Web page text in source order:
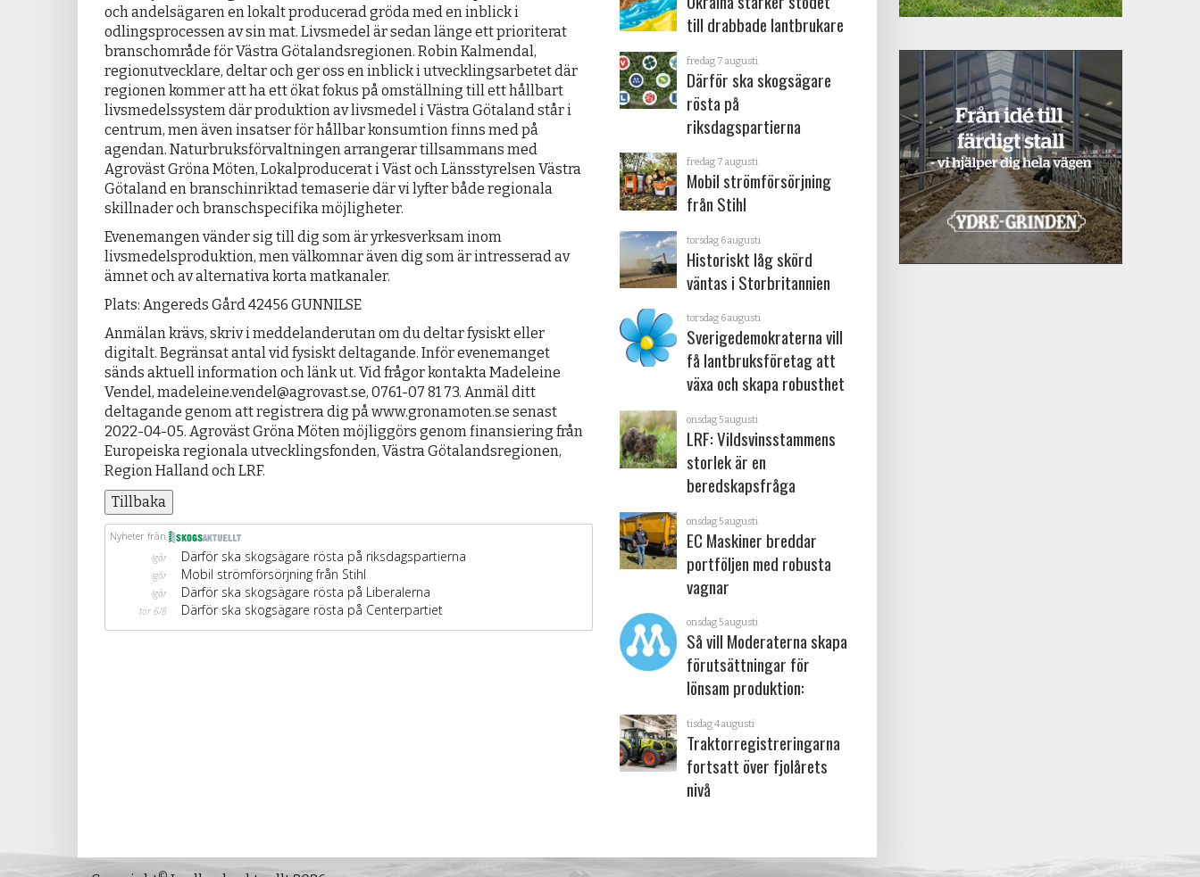
och andelsäga­ren en lokalt producerad gröda med en inblick i
odlingsprocessen av sin mat. Livsmedel är sedan länge ett prioriterat
branschområde för Västra Götalandsregionen. Robin Kalmendal,
regionutvecklare, deltar och ger oss en inblick i utvecklingsarbetet där
regionen kommer att ha ett ökat fokus på omställning till ett hållbart
livsmedelssystem där produktion av livsmedel i Västra Götaland står i
centrum, men även insatser för hållbar konsumtion finns med på
agendan. Naturbruksför­valtningen arrangerar tillsammans med
Agroväst Gröna Möten, Lokalproducerat i Väst och Länsstyrelsen Västra
Götaland en branschinriktad temaserie där vi lyfter både regio­nala
skillnader och branschspecifika möjligheter.
Evenemangen vänder sig till dig som är yrkesverksam inom
livsmedelsproduktion, men välkomnar även dig som är intresserad av
ämnet och av alternativa korta matkanaler.
Plats: Angereds Gård 42456 GUNNILSE
Anmälan krävs, skriv i meddelanderutan om du deltar fysiskt eller
digitalt. Begränsat antal vid fysiskt deltagande. Inför evenemanget
sänds aktuell information och länk ut. Vid frågor kontakta Madeleine
Vendel, madeleine.vendel@agrovast.se, 0761-07 81 73. Anmäl ditt
deltagande genom att registrera dig på www.gronamoten.se senast
2022-04-05. Agroväst Gröna Möten möjliggörs genom finansiering från
Europeiska regionala utvecklingsfonden, Västra Götalandsregionen,
Region Halland och LRF.
Tillbaka
till drabbade lantbrukare
fredag 7 augusti
Därför ska skogsägare
rösta på
riksdagspartierna
fredag 7 augusti
Mobil strömförsörjning
från Stihl
torsdag 6 augusti
Historiskt låg skörd
väntas i Storbritannien
torsdag 6 augusti
Sverigedemokraterna vill
få lantbruksföretag att
växa och skapa robusthet
onsdag 5 augusti
LRF: Vildsvinsstammens
storlek är en
beredskapsfråga
onsdag 5 augusti
EC Maskiner breddar
portföljen med robusta
vagnar
onsdag 5 augusti
Så vill Moderaterna skapa
förutsättningar för
lönsam produktion:
tisdag 4 augusti
Traktorregistreringarna
fortsatt över fjolårets
nivå